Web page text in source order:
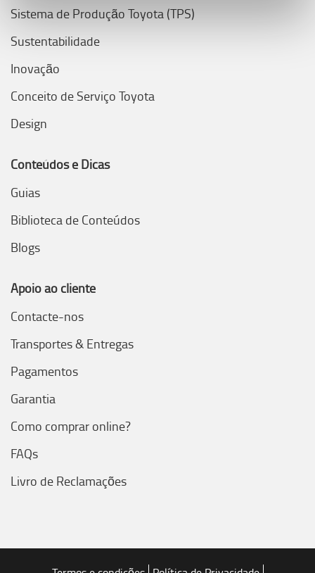
Sistema de Produção Toyota (TPS)
Sustentabilidade
Inovação
Conceito de Serviço Toyota
Design
Conteúdos e Dicas
Guias
Biblioteca de Conteúdos
Blogs
Apoio ao cliente
Contacte-nos
Transportes & Entregas
Pagamentos
Garantia
Como comprar online?
FAQs
Livro de Reclamações